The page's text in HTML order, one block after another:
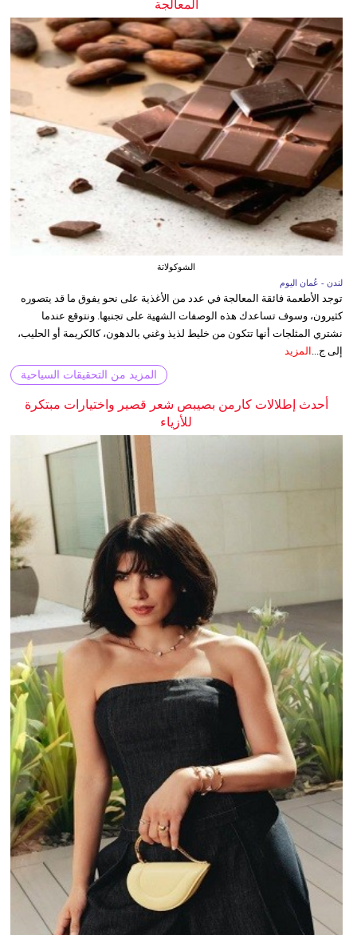
المعالجة
الشوكولاتة
لندن - عُمان اليوم
توجد الأطعمة فائقة المعالجة في عدد من الأغذية على نحو يفوق ما قد يتصوره
كثيرون، وسوف تساعدك هذه الوصفات الشهية على تجنبها. ونتوقع عندما
نشتري المثلجات أنها تتكون من خليط لذيذ وغني بالدهون، كالكريمة أو الحليب،
إلى ج...
المزيد
المزيد من التحقيقات السياحية
أحدث إطلالات كارمن بصيبص شعر قصير واختيارات مبتكرة
للأزياء